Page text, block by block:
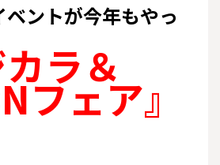
ントが今年もやっ
ラ＆
フェア』